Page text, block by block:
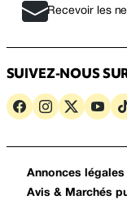
Recevoir les
SUIVEZ-NOUS
Annonces légales
Avis & Marchés